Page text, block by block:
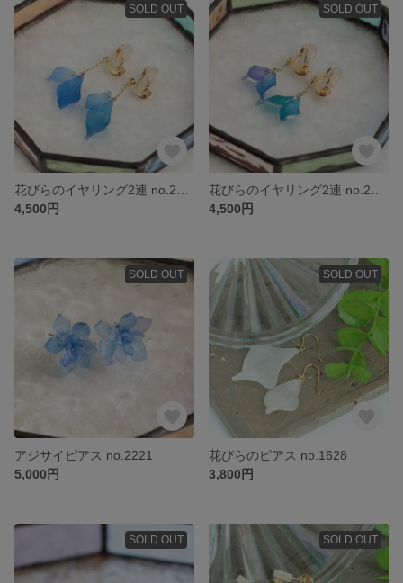
SOLD OUT
4,500円
SOLD OUT
4,500円
SOLD OUT
アジサイピアス no.2221
5,000円
SOLD OUT
花びらのピアス no.1628
3,800円
SOLD OUT SOLD OUT